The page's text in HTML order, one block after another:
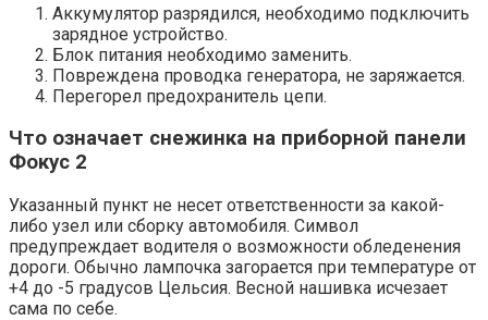
Аккумулятор разрядился, необходимо подключить
зарядное устройство.
Блок питания необходимо заменить.
Повреждена проводка генератора, не заряжается.
Перегорел предохранитель цепи.
Что означает снежинка на приборной панели
Фокус 2
Указанный пункт не несет ответственности за какой-
либо узел или сборку автомобиля. Символ
предупреждает водителя о возможности обледенения
дороги. Обычно лампочка загорается при температуре от
+4 до -5 градусов Цельсия. Весной нашивка исчезает
сама по себе.